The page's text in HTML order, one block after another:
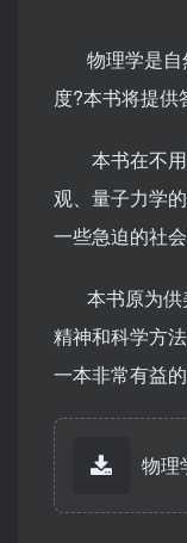
物理学是自
度?本书将提供
本书在不用
观、量子力学
一些急迫的社
本书原为供
精神和科学方
一本非常有益的
物理